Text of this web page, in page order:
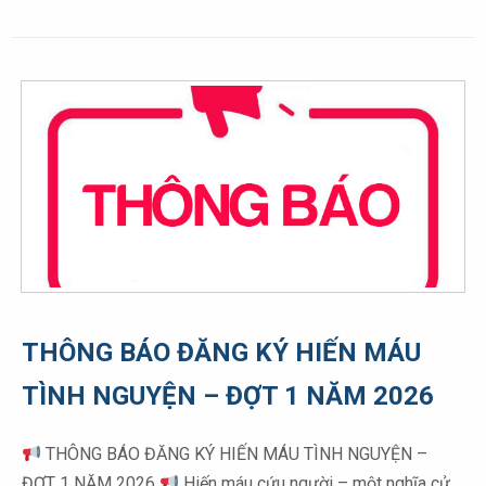
THÔNG BÁO ĐĂNG KÝ HIẾN MÁU
TÌNH NGUYỆN – ĐỢT 1 NĂM 2026
THÔNG BÁO ĐĂNG KÝ HIẾN MÁU TÌNH NGUYỆN –